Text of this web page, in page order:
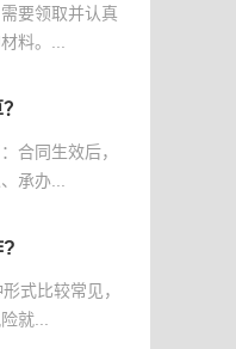
要领取并认真
料。...
合同生效后，
承办...
?
式比较常见，
就...